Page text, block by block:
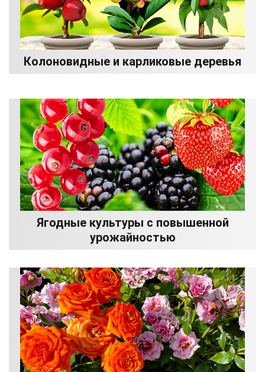
Колоновидные и карликовые деревья
Ягодные культуры с повышенной
урожайностью